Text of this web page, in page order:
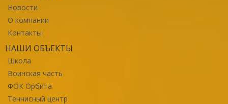
Новости
О компании
Контакты
НАШИ ОБЪЕКТЫ
Школа
Воинская часть
ФОК Орбита
Теннисный центр